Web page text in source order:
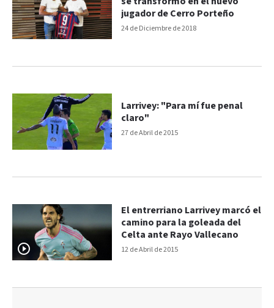
24 de Diciembre de 2018
jugador de Cerro Porteño
27 de Abril de 2015
Larrivey: "Para mí fue penal
claro"
12 de Abril de 2015
El entrerriano Larrivey marcó el
camino para la goleada del
Celta ante Rayo Vallecano